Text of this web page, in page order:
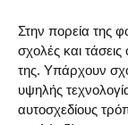
Στην πορεία της
σχολές και
της. Υπάρχουν
υψηλής
αυτοσχεδίους